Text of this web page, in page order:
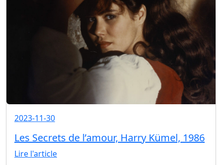
2023-11-30
Les Secrets de l’amour, Harry Kümel, 1986
Lire l'article